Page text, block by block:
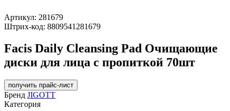
Артикул: 281679
Штрих-код: 8809541281679
Facis Daily Cleansing Pad Очищающие
диски для лица с пропиткой 70шт
получить прайс-лист
Бренд JIGOTT
Категория